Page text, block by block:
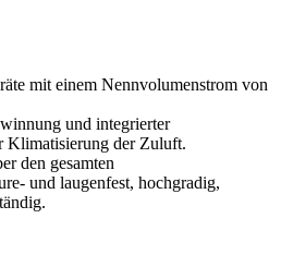
mit einem Nennvolumenstrom von
und integrierter
Klimatisierung der Zuluft.
den gesamten
und laugenfest, hochgradig,